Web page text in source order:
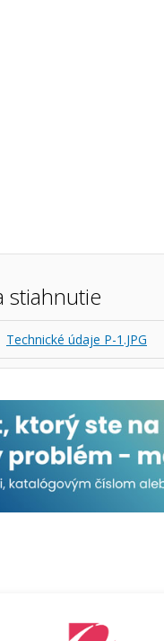
stiahnutie
Technické údaje P-1.JPG